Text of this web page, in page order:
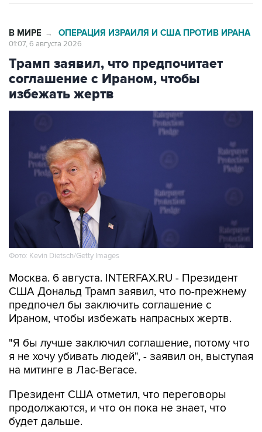
В МИРЕ → ОПЕРАЦИЯ ИЗРАИЛЯ И США ПРОТИВ ИРАНА
01:07, 6 августа 2026
Трамп заявил, что предпочитает
соглашение с Ираном, чтобы
избежать жертв
Фото: Kevin Dietsch/Getty Images
Москва. 6 августа. INTERFAX.RU - Президент
США Дональд Трамп заявил, что по-прежнему
предпочел бы заключить соглашение с
Ираном, чтобы избежать напрасных жертв.
"Я бы лучше заключил соглашение, потому что
я не хочу убивать людей", - заявил он, выступая
на митинге в Лас-Вегасе.
Президент США отметил, что переговоры
продолжаются, и что он пока не знает, что
будет дальше.